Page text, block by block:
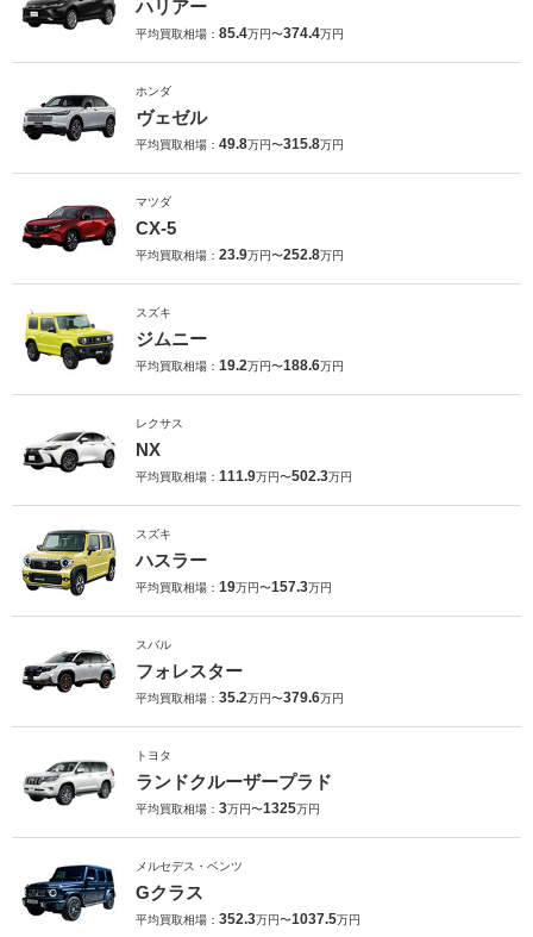
ハリアー
平均買取相場： 85.4万円〜374.4万円
ホンダ
ヴェゼル
平均買取相場： 49.8万円〜315.8万円
マツダ
CX-5
平均買取相場： 23.9万円〜252.8万円
スズキ
ジムニー
平均買取相場： 19.2万円〜188.6万円
レクサス
NX
平均買取相場： 111.9万円〜502.3万円
スズキ
ハスラー
平均買取相場： 19万円〜157.3万円
スバル
フォレスター
平均買取相場： 35.2万円〜379.6万円
トヨタ
ランドクルーザープラド
平均買取相場： 3万円〜1325万円
メルセデス・ベンツ
Gクラス
平均買取相場： 352.3万円〜1037.5万円